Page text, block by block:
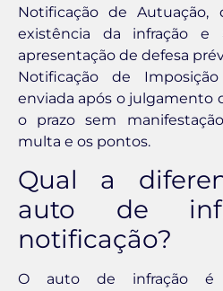
Notificação de Autuação,
existência da infração e
apresentação de defesa
Notificação de
enviada após o julgamento
o prazo sem
multa e os pontos.
Qual a
auto de
notificação?
O auto de infração